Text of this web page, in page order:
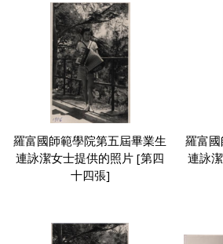
羅富國師範學院第五屆畢業生
連詠潔女士提供的照片 [第四
十四張]
羅富
連詠